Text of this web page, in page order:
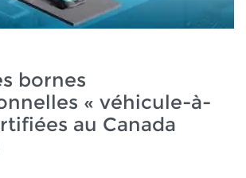
bornes
« véhicule-à-
au Canada